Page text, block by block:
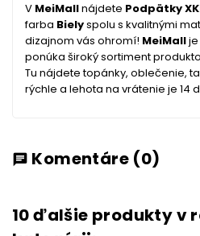
V MeiMallnájdete Podpätky
farba Bielyspolu s kvalitnými
dizajnom vás ohromí! MeiMall
ponúka široký sortiment
Tu nájdete topánky, oblečenie,
rýchle a lehota na vrátenie je 14
chat Komentáre (0)
10 ďalšie produkty v